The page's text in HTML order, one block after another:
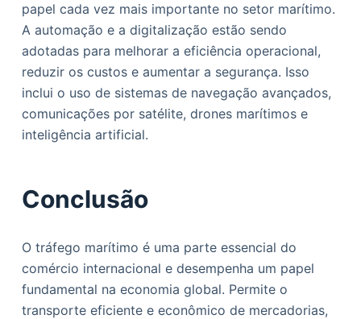
papel cada vez mais importante no setor marítimo.
A automação e a digitalização estão sendo
adotadas para melhorar a eficiência operacional,
reduzir os custos e aumentar a segurança. Isso
inclui o uso de sistemas de navegação avançados,
comunicações por satélite, drones marítimos e
inteligência artificial.
Conclusão
O tráfego marítimo é uma parte essencial do
comércio internacional e desempenha um papel
fundamental na economia global. Permite o
transporte eficiente e econômico de mercadorias,